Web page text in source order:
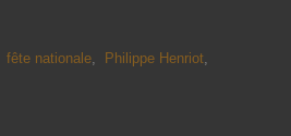
fête nationale, Philippe Henriot,